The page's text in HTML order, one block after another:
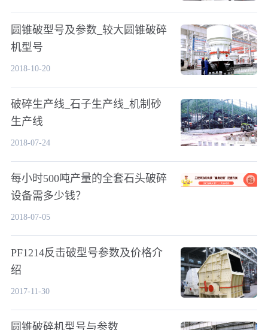
圆锥破型号及参数_较大圆锥破碎
机型号
2018-10-20
破碎生产线_石子生产线_机制砂
生产线
2018-07-24
每小时500吨产量的全套石头破碎
设备需多少钱？
2018-07-05
PF1214反击破型号参数及价格介
绍
2017-11-30
圆锥破碎机型号与参数